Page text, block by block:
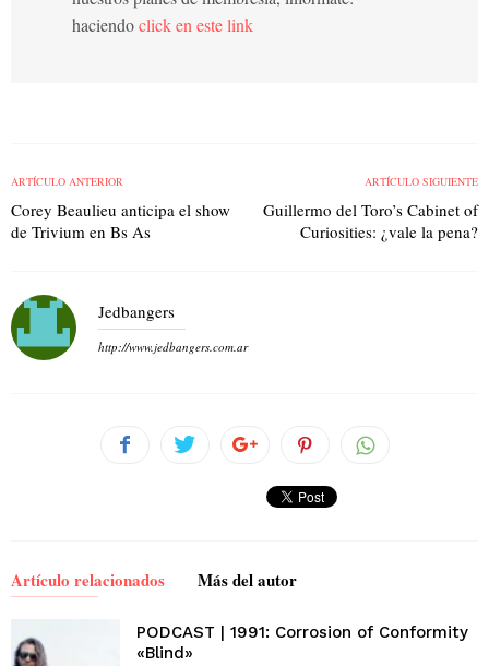
haciendoclick en este link
ARTÍCULO ANTERIOR
Corey Beaulieu anticipa el show
de Trivium en Bs As
ARTÍCULO SIGUIENTE
Guillermo del Toro’s Cabinet of
Curiosities: ¿vale la pena?
Jedbangers
http://www.jedbangers.com.ar
Artículo relacionados Más del autor
PODCAST | 1991: Corrosion of Conformity
«Blind»